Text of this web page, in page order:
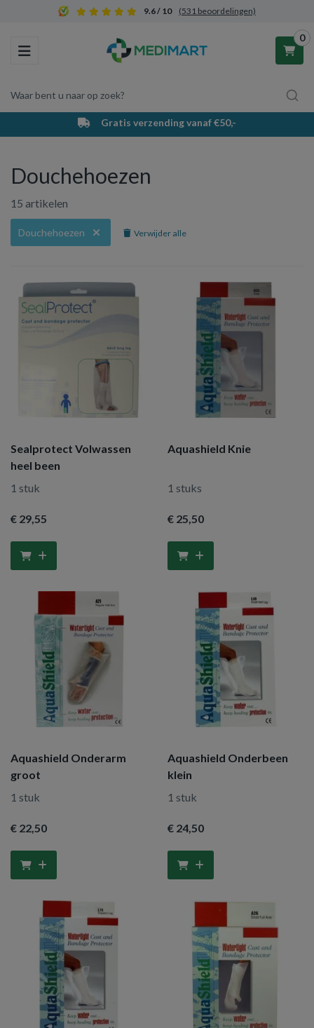
9.6 / 10 (531 beoordelingen)
Toggle navigation
Waar bent u naar op zoek?
0
Winkelwagen
Uw winkelwagen is leeg.
Gratis verzending vanaf €50,-
Douchehoezen
15 artikelen
Douchehoezen Verwijder alle
Sealprotect Volwassen
heel been
1 stuk
€ 29,55
Aquashield Knie
1 stuks
€ 25,50
Aquashield Onderarm
groot
1 stuk
€ 22,50
Aquashield Onderbeen
klein
1 stuk
€ 24,50